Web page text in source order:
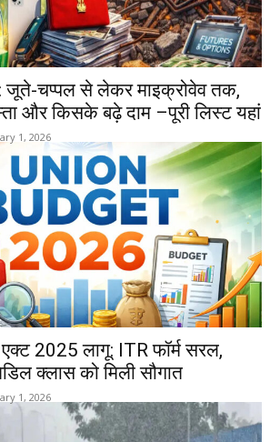
चप्पल से लेकर माइक्रोवेव तक,
और किसके बढ़े दाम –पूरी लिस्ट यहां
1, 2026
2025 लागू: ITR फॉर्म सरल,
क्लास को मिली सौगात
1, 2026